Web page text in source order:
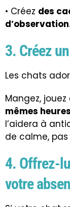
• Créez des
d’observation.
3. Créez
Les chats
Mangez,
mêmes
l’aidera à
de calme, pas
4. Offrez-
votre